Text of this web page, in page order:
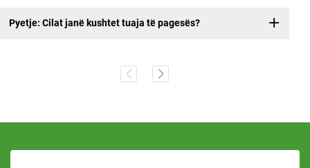
Pyetje: Cilat janë kushtet tuaja të pagesës?